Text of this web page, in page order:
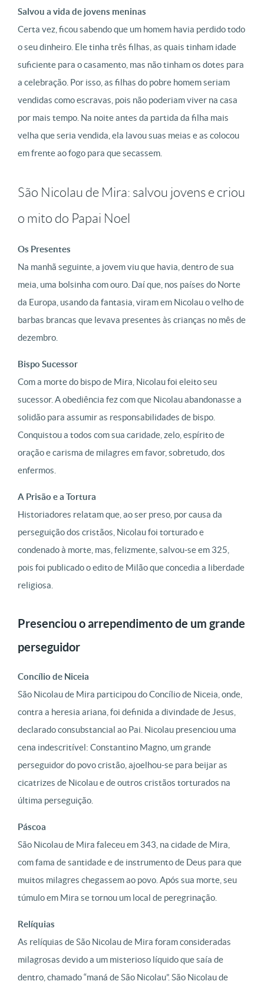
Salvou a vida de jovens meninas
Certa vez, ficou sabendo que um homem havia perdido todo
o seu dinheiro. Ele tinha três filhas, as quais tinham idade
suficiente para o casamento, mas não tinham os dotes para
a celebração. Por isso, as filhas do pobre homem seriam
vendidas como escravas, pois não poderiam viver na casa
por mais tempo. Na noite antes da partida da filha mais
velha que seria vendida, ela lavou suas meias e as colocou
em frente ao fogo para que secassem.
São Nicolau de Mira: salvou jovens e criou
o mito do Papai Noel
Os Presentes
Na manhã seguinte, a jovem viu que havia, dentro de sua
meia, uma bolsinha com ouro. Daí que, nos países do Norte
da Europa, usando da fantasia, viram em Nicolau o velho de
barbas brancas que levava presentes às crianças no mês de
dezembro.
Bispo Sucessor
Com a morte do bispo de Mira, Nicolau foi eleito seu
sucessor. A obediência fez com que Nicolau abandonasse a
solidão para assumir as responsabilidades de bispo.
Conquistou a todos com sua caridade, zelo, espírito de
oração e carisma de milagres em favor, sobretudo, dos
enfermos.
A Prisão e a Tortura
Historiadores relatam que, ao ser preso, por causa da
perseguição dos cristãos, Nicolau foi torturado e
condenado à morte, mas, felizmente, salvou-se em 325,
pois foi publicado o edito de Milão que concedia a liberdade
religiosa.
Presenciou o arrependimento de um grande
perseguidor
Concílio de Niceia
São Nicolau de Mira participou do Concílio de Niceia, onde,
contra a heresia ariana, foi definida a divindade de Jesus,
declarado consubstancial ao Pai. Nicolau presenciou uma
cena indescritível: Constantino Magno, um grande
perseguidor do povo cristão, ajoelhou-se para beijar as
cicatrizes de Nicolau e de outros cristãos torturados na
última perseguição.
Páscoa
São Nicolau de Mira faleceu em 343, na cidade de Mira,
com fama de santidade e de instrumento de Deus para que
muitos milagres chegassem ao povo. Após sua morte, seu
túmulo em Mira se tornou um local de peregrinação.
Relíquias
As relíquias de São Nicolau de Mira foram consideradas
milagrosas devido a um misterioso líquido que saía de
dentro, chamado “maná de São Nicolau”. São Nicolau de